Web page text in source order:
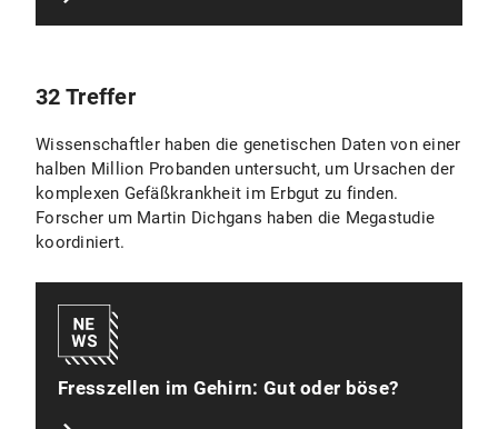
32 Treffer
Wissenschaftler haben die genetischen Daten von einer
halben Million Probanden untersucht, um Ursachen der
komplexen Gefäßkrankheit im Erbgut zu finden.
Forscher um Martin Dichgans haben die Megastudie
koordiniert.
Fresszellen im Gehirn: Gut oder böse?